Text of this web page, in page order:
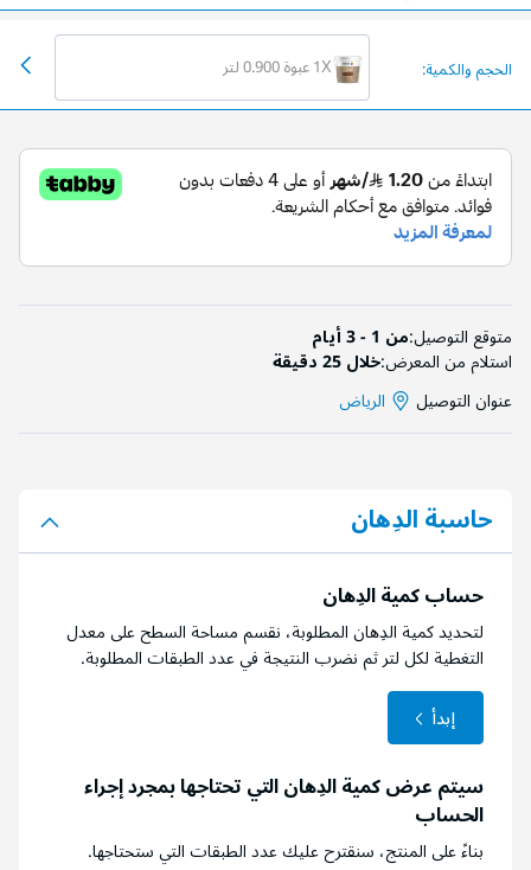
الحجم والكمية: 1X عبوة 0.900 لتر
متوقع التوصيل:من 1 - 3 أيام
استلام من المعرض:خلال 25 دقيقة
عنوان التوصيل
الرياض
حاسبة الدِهان
حساب كمية الدِهان
لتحديد كمية الدِهان المطلوبة، نقسم مساحة السطح على معدل
التغطية لكل لتر ثم نضرب النتيجة في عدد الطبقات المطلوبة.
إبدأ
سيتم عرض كمية الدِهان التي تحتاجها بمجرد إجراء
الحساب
بناءً على المنتج، سنقترح عليك عدد الطبقات التي ستحتاجها.